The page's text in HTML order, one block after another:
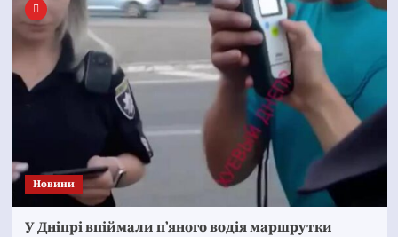
Новини
У Дніпрі впіймали п’яного водія маршрутки